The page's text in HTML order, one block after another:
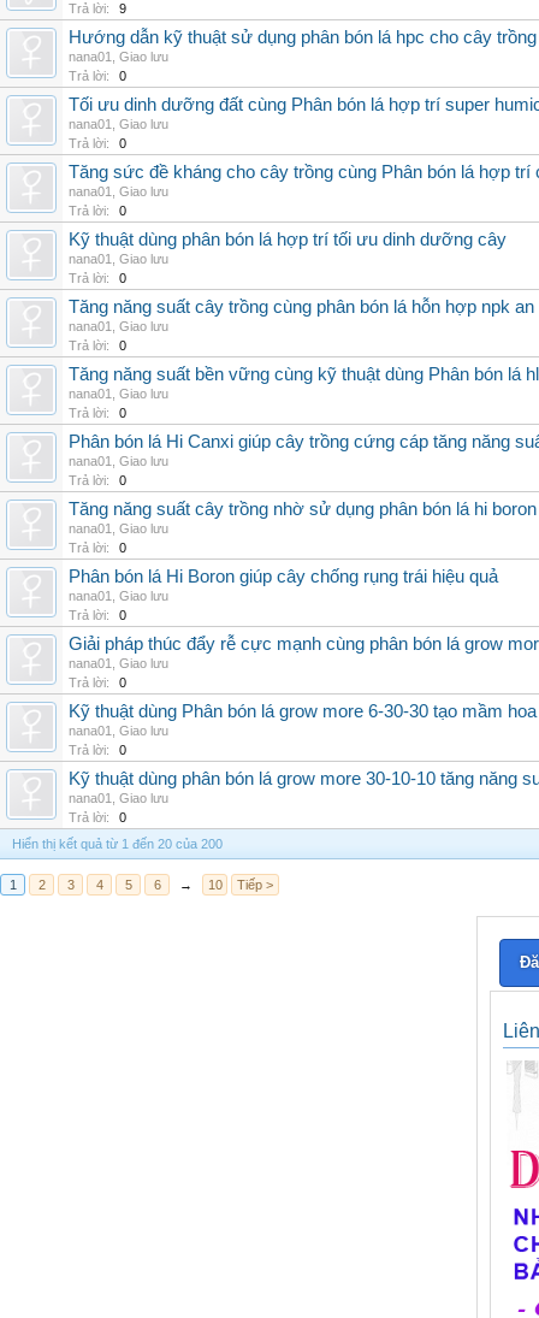
Trả lời:
9
Hướng dẫn kỹ thuật sử dụng phân bón lá hpc cho cây trồng
nana01
Giao lưu
Trả lời:
0
Tối ưu dinh dưỡng đất cùng Phân bón lá hợp trí super
nana01
Giao lưu
Trả lời:
0
Tăng sức đề kháng cho cây trồng cùng Phân bón lá hợp trí
nana01
Giao lưu
Trả lời:
0
Kỹ thuật dùng phân bón lá hợp trí tối ưu dinh dưỡng cây
nana01
Giao lưu
Trả lời:
0
Tăng năng suất cây trồng cùng phân bón lá hỗn hợp npk an
nana01
Giao lưu
Trả lời:
0
Tăng năng suất bền vững cùng kỹ thuật dùng Phân bón lá
nana01
Giao lưu
Trả lời:
0
Phân bón lá Hi Canxi giúp cây trồng cứng cáp tăng năng
nana01
Giao lưu
Trả lời:
0
Tăng năng suất cây trồng nhờ sử dụng phân bón lá hi
nana01
Giao lưu
Trả lời:
0
Phân bón lá Hi Boron giúp cây chống rụng trái hiệu quả
nana01
Giao lưu
Trả lời:
0
Giải pháp thúc đẩy rễ cực mạnh cùng phân bón lá grow
nana01
Giao lưu
Trả lời:
0
Kỹ thuật dùng Phân bón lá grow more 6-30-30 tạo mầm hoa
nana01
Giao lưu
Trả lời:
0
Kỹ thuật dùng phân bón lá grow more 30-10-10 tăng năng
nana01
Giao lưu
Trả lời:
0
Hiển thị kết quả từ 1 đến 20 của 200
1 2 3 4 5 6 → 10 Tiếp >